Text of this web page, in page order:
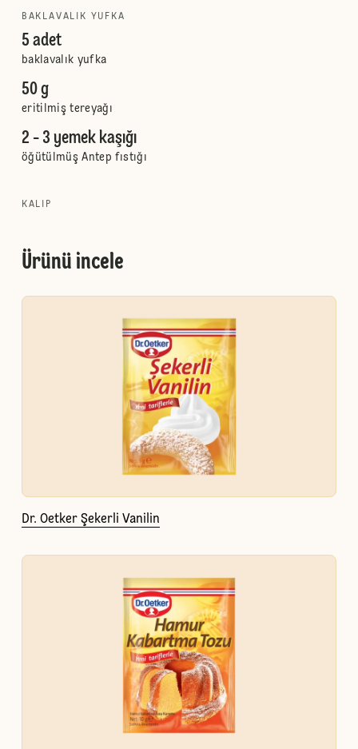
BAKLAVALIK YUFKA
5 adet
baklavalık yufka
50 g
eritilmiş tereyağı
2 - 3 yemek kaşığı
öğütülmüş Antep fıstığı
KALIP
Ürünü incele
Dr. Oetker Şekerli Vanilin